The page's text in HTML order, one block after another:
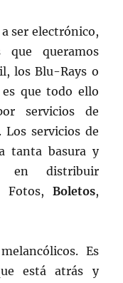
ser electrónico,
queramos
los Blu-Rays o
que todo ello
servicios de
servicios de
tanta basura y
en distribuir
Fotos, Boletos,
Es
está atrás y